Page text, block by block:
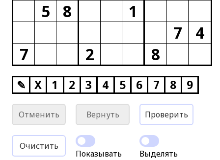
5
8
1
7
4
7
2 8
✎ X 1 2 3 4 5 6 7 8 9
Отменить Вернуть Проверить
Очистить
Показывать
Выделять